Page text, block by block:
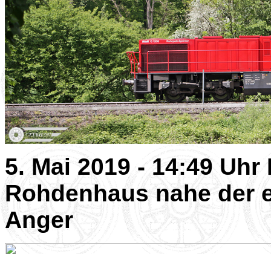
5. Mai 2019 - 14:49
Rohdenhaus nahe der
Anger